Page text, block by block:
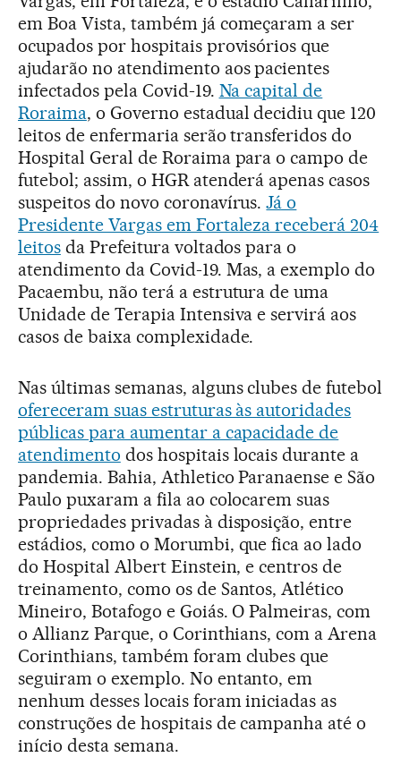
em Boa Vista, também já começaram a ser
ocupados por hospitais provisórios que
ajudarão no atendimento aos pacientes
infectados pela Covid-19. Na capital de
Roraima, o Governo estadual decidiu que 120
leitos de enfermaria serão transferidos do
Hospital Geral de Roraima para o campo de
futebol; assim, o HGR atenderá apenas casos
suspeitos do novo coronavírus.Já o
Presidente Vargas em Fortaleza receberá 204
leitosda Prefeitura voltados para o
atendimento da Covid-19. Mas, a exemplo do
Pacaembu, não terá a estrutura de uma
Unidade de Terapia Intensiva e servirá aos
casos de baixa complexidade.
Nas últimas semanas, alguns clubes de futebol
ofereceram suas estruturas às autoridades
públicas para aumentar a capacidade de
atendimento dos hospitais locais durante a
pandemia. Bahia, Athletico Paranaense e São
Paulo puxaram a fila ao colocarem suas
propriedades privadas à disposição, entre
estádios, como o Morumbi, que fica ao lado
do Hospital Albert Einstein, e centros de
treinamento, como os de Santos, Atlético
Mineiro, Botafogo e Goiás. O Palmeiras, com
o Allianz Parque, o Corinthians, com a Arena
Corinthians, também foram clubes que
seguiram o exemplo. No entanto, em
nenhum desses locais foram iniciadas as
construções de hospitais de campanha até o
início desta semana.